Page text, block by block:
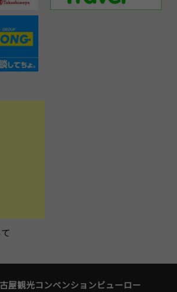
屋観光コンベンションビューロー